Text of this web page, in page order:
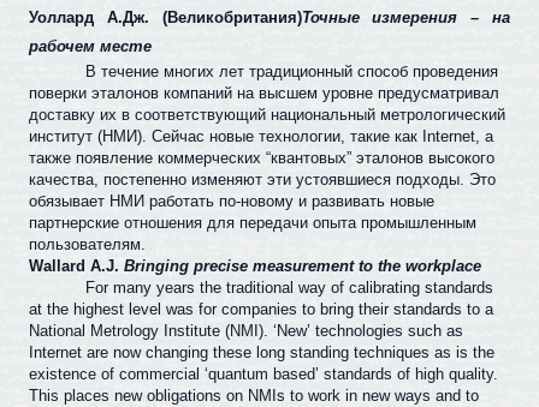
Уоллард А.Дж. (Великобритания)Точные измерения – на
рабочем месте
В течение многих лет традиционный способ проведения
поверки эталонов компаний на высшем уровне предусматривал
доставку их в соответствующий национальный метрологический
институт (НМИ). Сейчас новые технологии, такие как Internet, а
также появление коммерческих “квантовых” эталонов высокого
качества, постепенно изменяют эти устоявшиеся подходы. Это
обязывает НМИ работать по-новому и развивать новые
партнерские отношения для передачи опыта промышленным
пользователям.
Wallard A.J. Bringing precise measurement to the workplace
For many years the traditional way of calibrating standards
at the highest level was for companies to bring their standards to a
National Metrology Institute (NMI). ‘New’ technologies such as
Internet are now changing these long standing techniques as is the
existence of commercial ‘quantum based’ standards of high quality.
This places new obligations on NMIs to work in new ways and to